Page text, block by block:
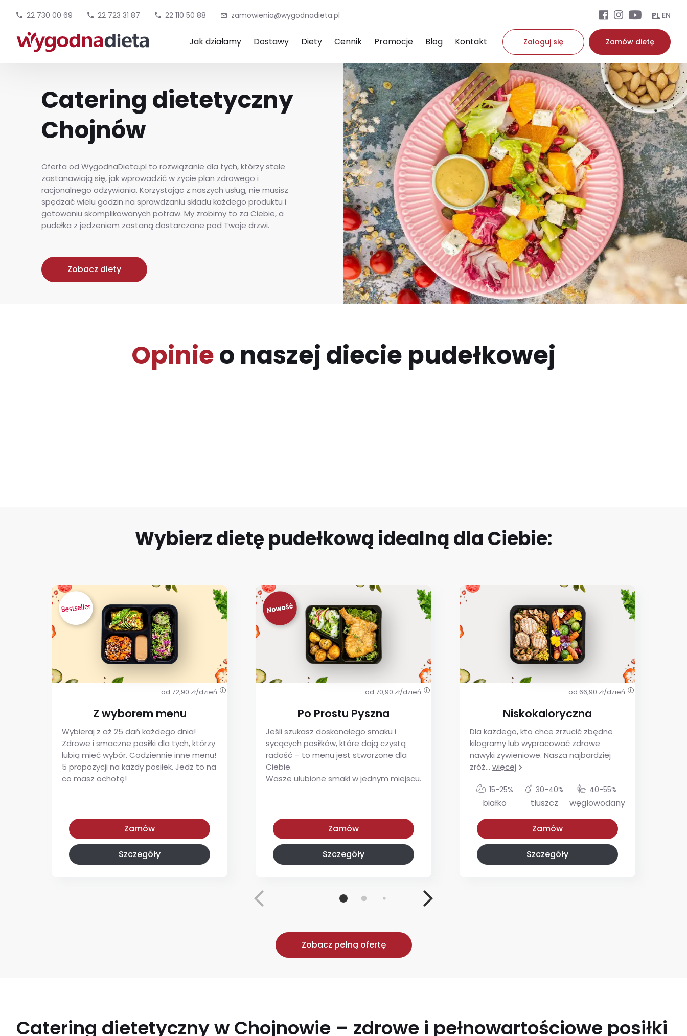
22 730 00 69 22 723 31 87 22 110 50 88 zamowienia@wygodnadieta.pl PL EN
Jak działamy Dostawy Diety Cennik Promocje Blog Kontakt Zaloguj się Zamów dietę
Catering dietetyczny
Chojnów
Oferta od WygodnaDieta.pl to rozwiązanie dla tych, którzy stale
zastanawiają się, jak wprowadzić w życie plan zdrowego i
racjonalnego odżywiania. Korzystając z naszych usług, nie musisz
spędzać wielu godzin na sprawdzaniu składu każdego produktu i
gotowaniu skomplikowanych potraw. My zrobimy to za Ciebie, a
pudełka z jedzeniem zostaną dostarczone pod Twoje drzwi.
Zobacz diety
Opinieo naszej diecie pudełkowej
Wybierz dietę pudełkową idealną dla Ciebie:
od 72,90 zł/dzień i
Z wyborem menu
Wybieraj z aż 25 dań każdego dnia!
Zdrowe i smaczne posiłki dla tych, którzy
lubią mieć wybór. Codziennie inne menu!
5 propozycji na każdy posiłek. Jedz to na
co masz ochotę!
Z wyborem menu
Zamów
Szczegóły
od 70,90 zł/dzień i
Po Prostu Pyszna
Jeśli szukasz doskonałego smaku i
sycących posiłków, które dają czystą
radość – to menu jest stworzone dla
Ciebie.
Wasze ulubione smaki w jednym miejscu.
Po Prostu Pyszna
Zamów
Szczegóły
od 66,90 zł/dzień i
Niskokaloryczna
Dla każdego, kto chce zrzucić zbędne
kilogramy lub wypracować zdrowe
nawyki żywieniowe. Nasza najbardziej
zróż... więcej
15-25%
białko
30-40%
tłuszcz
40-55%
węglowodany
Zamów
Szczegóły
Zobacz pełną ofertę
Catering dietetyczny w Chojnowie – zdrowe i pełnowartościowe posiłki